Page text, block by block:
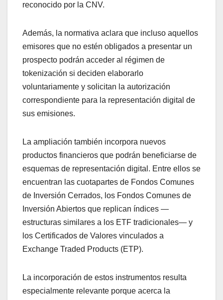
reconocido por la CNV.
Además, la normativa aclara que incluso aquellos
emisores que no estén obligados a presentar un
prospecto podrán acceder al régimen de
tokenización si deciden elaborarlo
voluntariamente y solicitan la autorización
correspondiente para la representación digital de
sus emisiones.
La ampliación también incorpora nuevos
productos financieros que podrán beneficiarse de
esquemas de representación digital. Entre ellos se
encuentran las cuotapartes de Fondos Comunes
de Inversión Cerrados, los Fondos Comunes de
Inversión Abiertos que replican índices —
estructuras similares a los ETF tradicionales— y
los Certificados de Valores vinculados a
Exchange Traded Products (ETP).
La incorporación de estos instrumentos resulta
especialmente relevante porque acerca la